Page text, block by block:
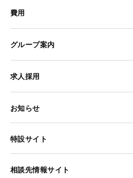
費用
グループ案内
求人採用
お知らせ
特設サイト
相談先情報サイト